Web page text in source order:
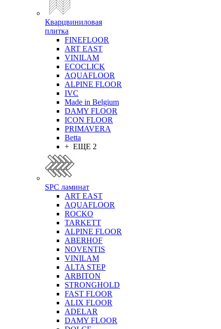
Кварцвиниловая
плитка
FINEFLOOR
ART EAST
VINILAM
ECOCLICK
AQUAFLOOR
ALPINE FLOOR
IVC
Made in Belgium
DAMY FLOOR
ICON FLOOR
PRIMAVERA
Betta
+ ЕЩЕ 2
SPC ламинат
ART EAST
AQUAFLOOR
ROCKO
TARKETT
ALPINE FLOOR
ABERHOF
NOVENTIS
VINILAM
ALTA STEP
ARBITON
STRONGHOLD
FAST FLOOR
ALIX FLOOR
ADELAR
DAMY FLOOR